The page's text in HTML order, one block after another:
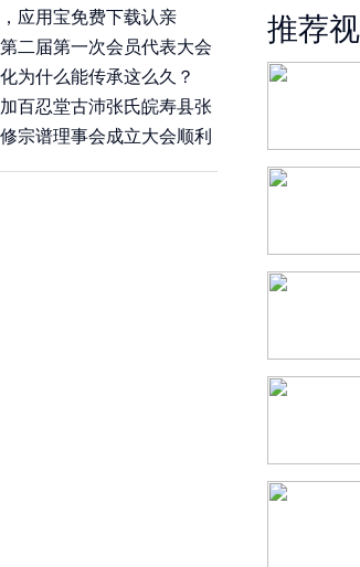
应用宝免费下载认亲
二届第一次会员代表大会
为什么能传承这么久？
百忍堂古沛张氏皖寿县张
宗谱理事会成立大会顺利
推荐